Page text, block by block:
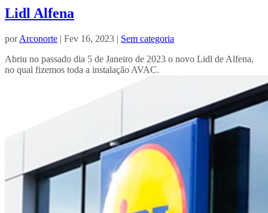
Lidl Alfena
porArconorte | Fev 16, 2023 | Sem categoria
Abriu no passado dia 5 de Janeiro de 2023 o novo Lidl de Alfena,
no qual fizemos toda a instalação AVAC.